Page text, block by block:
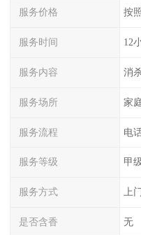
服务价格 按
服务时间 12
服务内容 消
服务场所
服务流程
服务等级 甲
服务方式 上
是否含香 无